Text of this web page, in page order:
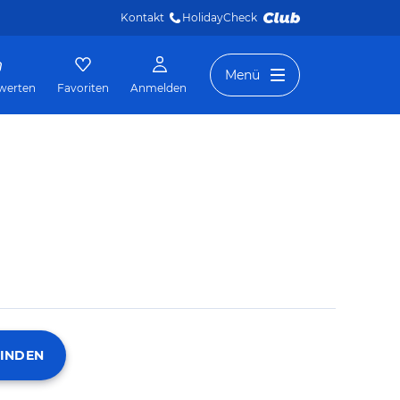
Kontakt HolidayCheck
Favoriten Anmelden
Menü